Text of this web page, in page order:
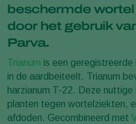
beschermde
door het gebruik
Parva.
Trianum is een
in de aardbeiteelt. Trianum
harzianum T-22. Deze
planten tegen wortelziekten,
afdoden. Gecombineerd met